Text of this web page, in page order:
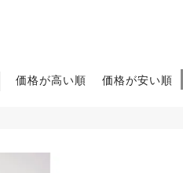
価格が高い順 価格が安い順